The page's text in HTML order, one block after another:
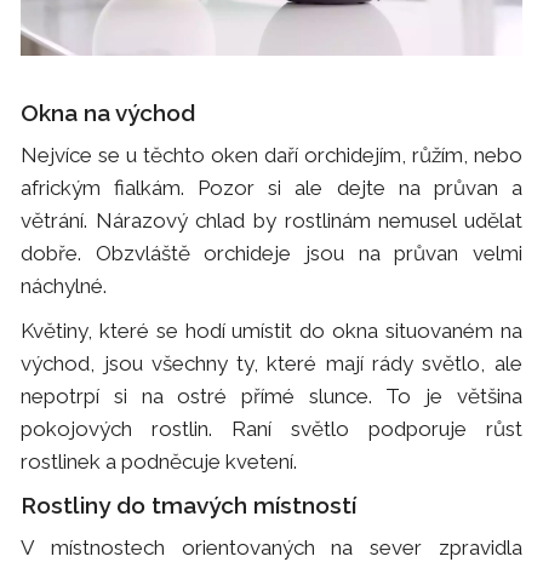
Okna na východ
Nejvíce se u těchto oken daří orchidejím, růžím, nebo
africkým fialkám. Pozor si ale dejte na průvan a
větrání. Nárazový chlad by rostlinám nemusel udělat
dobře. Obzvláště orchideje jsou na průvan velmi
náchylné.
Květiny, které se hodí umístit do okna situovaném na
východ, jsou všechny ty, které mají rády světlo, ale
nepotrpí si na ostré přímé slunce. To je většina
pokojových rostlin. Raní světlo podporuje růst
rostlinek a podněcuje kvetení.
Rostliny do tmavých místností
V místnostech orientovaných na sever zpravidla